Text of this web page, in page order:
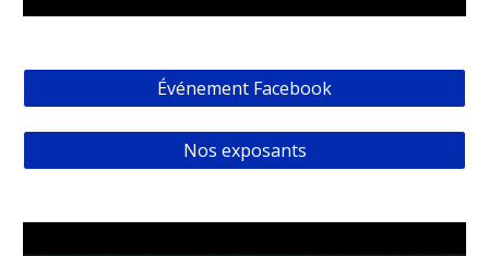
Événement Facebook
Nos exposants